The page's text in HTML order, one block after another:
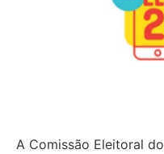
A Comissão Eleitoral